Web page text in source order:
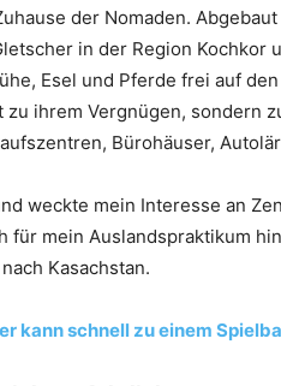
der Nomaden.
in der Region Kochkor
Esel und Pferde frei auf
ihrem Vergnügen, sondern
Bürohäuser,
weckte mein Interesse an
für mein Auslandspraktikum
Kasachstan.
kann schnell zu einem